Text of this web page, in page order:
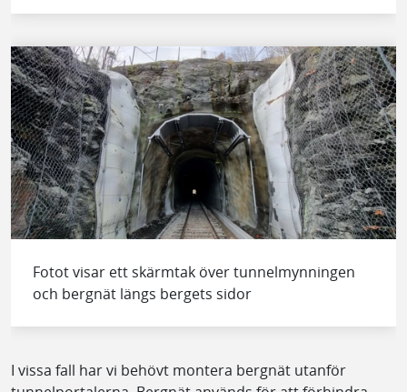
Fotot visar ett skärmtak över tunnelmynningen
och bergnät längs bergets sidor
I vissa fall har vi behövt montera bergnät utanför